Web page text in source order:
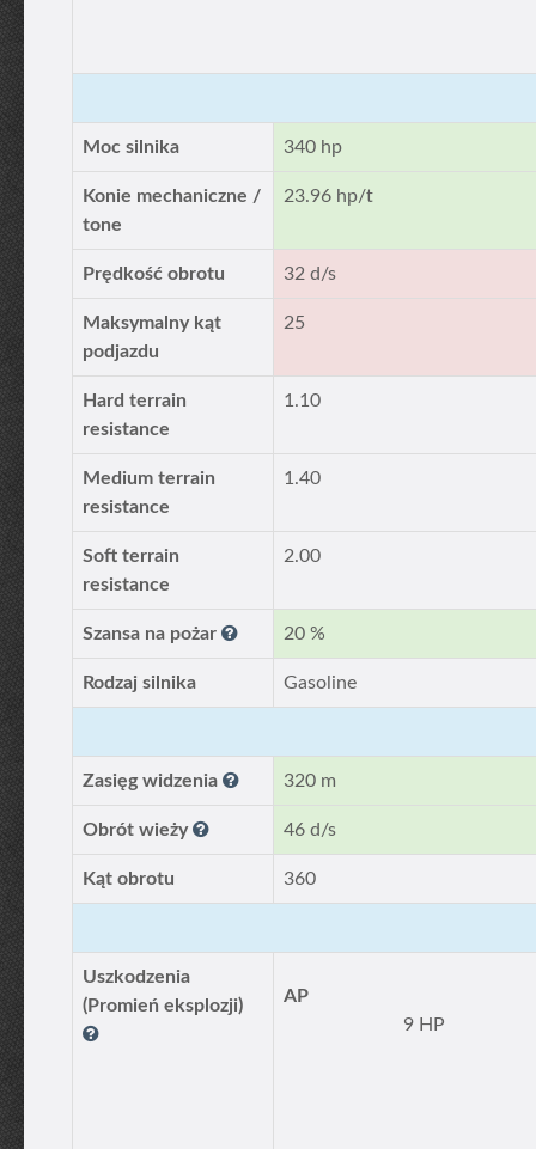
Moc silnika 340 hp
Konie mechaniczne /
tone
23.96 hp/t
Prędkość obrotu 32 d/s
Maksymalny kąt
podjazdu
25
Hard terrain
resistance
1.10
Medium terrain
resistance
1.40
Soft terrain
resistance
2.00
Szansa na pożar 20 %
Rodzaj silnika Gasoline
Zasięg widzenia 320 m
Obrót wieży 46 d/s
Kąt obrotu 360
Uszkodzenia
(Promień eksplozji)
AP
9 HP